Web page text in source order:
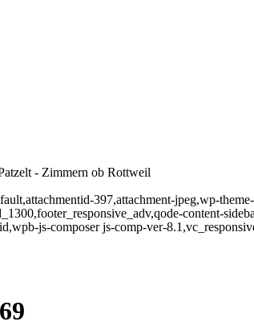
- Zimmern ob Rottweil
397,attachment-jpeg,wp-
content-
js-composer js-comp-ver-